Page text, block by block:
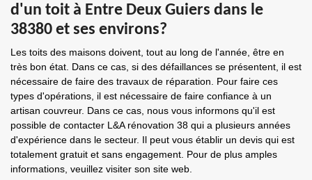
d'un toit à Entre Deux Guiers dans le
38380 et ses environs?
Les toits des maisons doivent, tout au long de l'année, être en
très bon état. Dans ce cas, si des défaillances se présentent, il est
nécessaire de faire des travaux de réparation. Pour faire ces
types d'opérations, il est nécessaire de faire confiance à un
artisan couvreur. Dans ce cas, nous vous informons qu'il est
possible de contacter L&A rénovation 38 qui a plusieurs années
d'expérience dans le secteur. Il peut vous établir un devis qui est
totalement gratuit et sans engagement. Pour de plus amples
informations, veuillez visiter son site web.